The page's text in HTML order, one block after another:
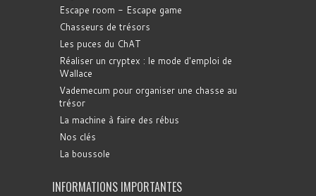
Escape room - Escape game
Chasseurs de trésors
Les puces du ChAT
Réaliser un cryptex : le mode d'emploi de
Wallace
Vademecum pour organiser une chasse au
trésor
La machine à faire des rébus
Nos clés
La boussole
INFORMATIONS IMPORTANTES